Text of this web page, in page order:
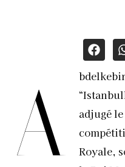
A
adjugé
Royale,